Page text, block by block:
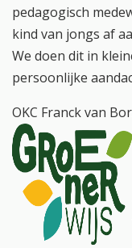
pedagogisch
kind van jongs af
We doen dit in
persoonlijke
OKC Franck van